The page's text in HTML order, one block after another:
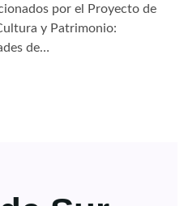
por el Proyecto de
y Patrimonio:
de…